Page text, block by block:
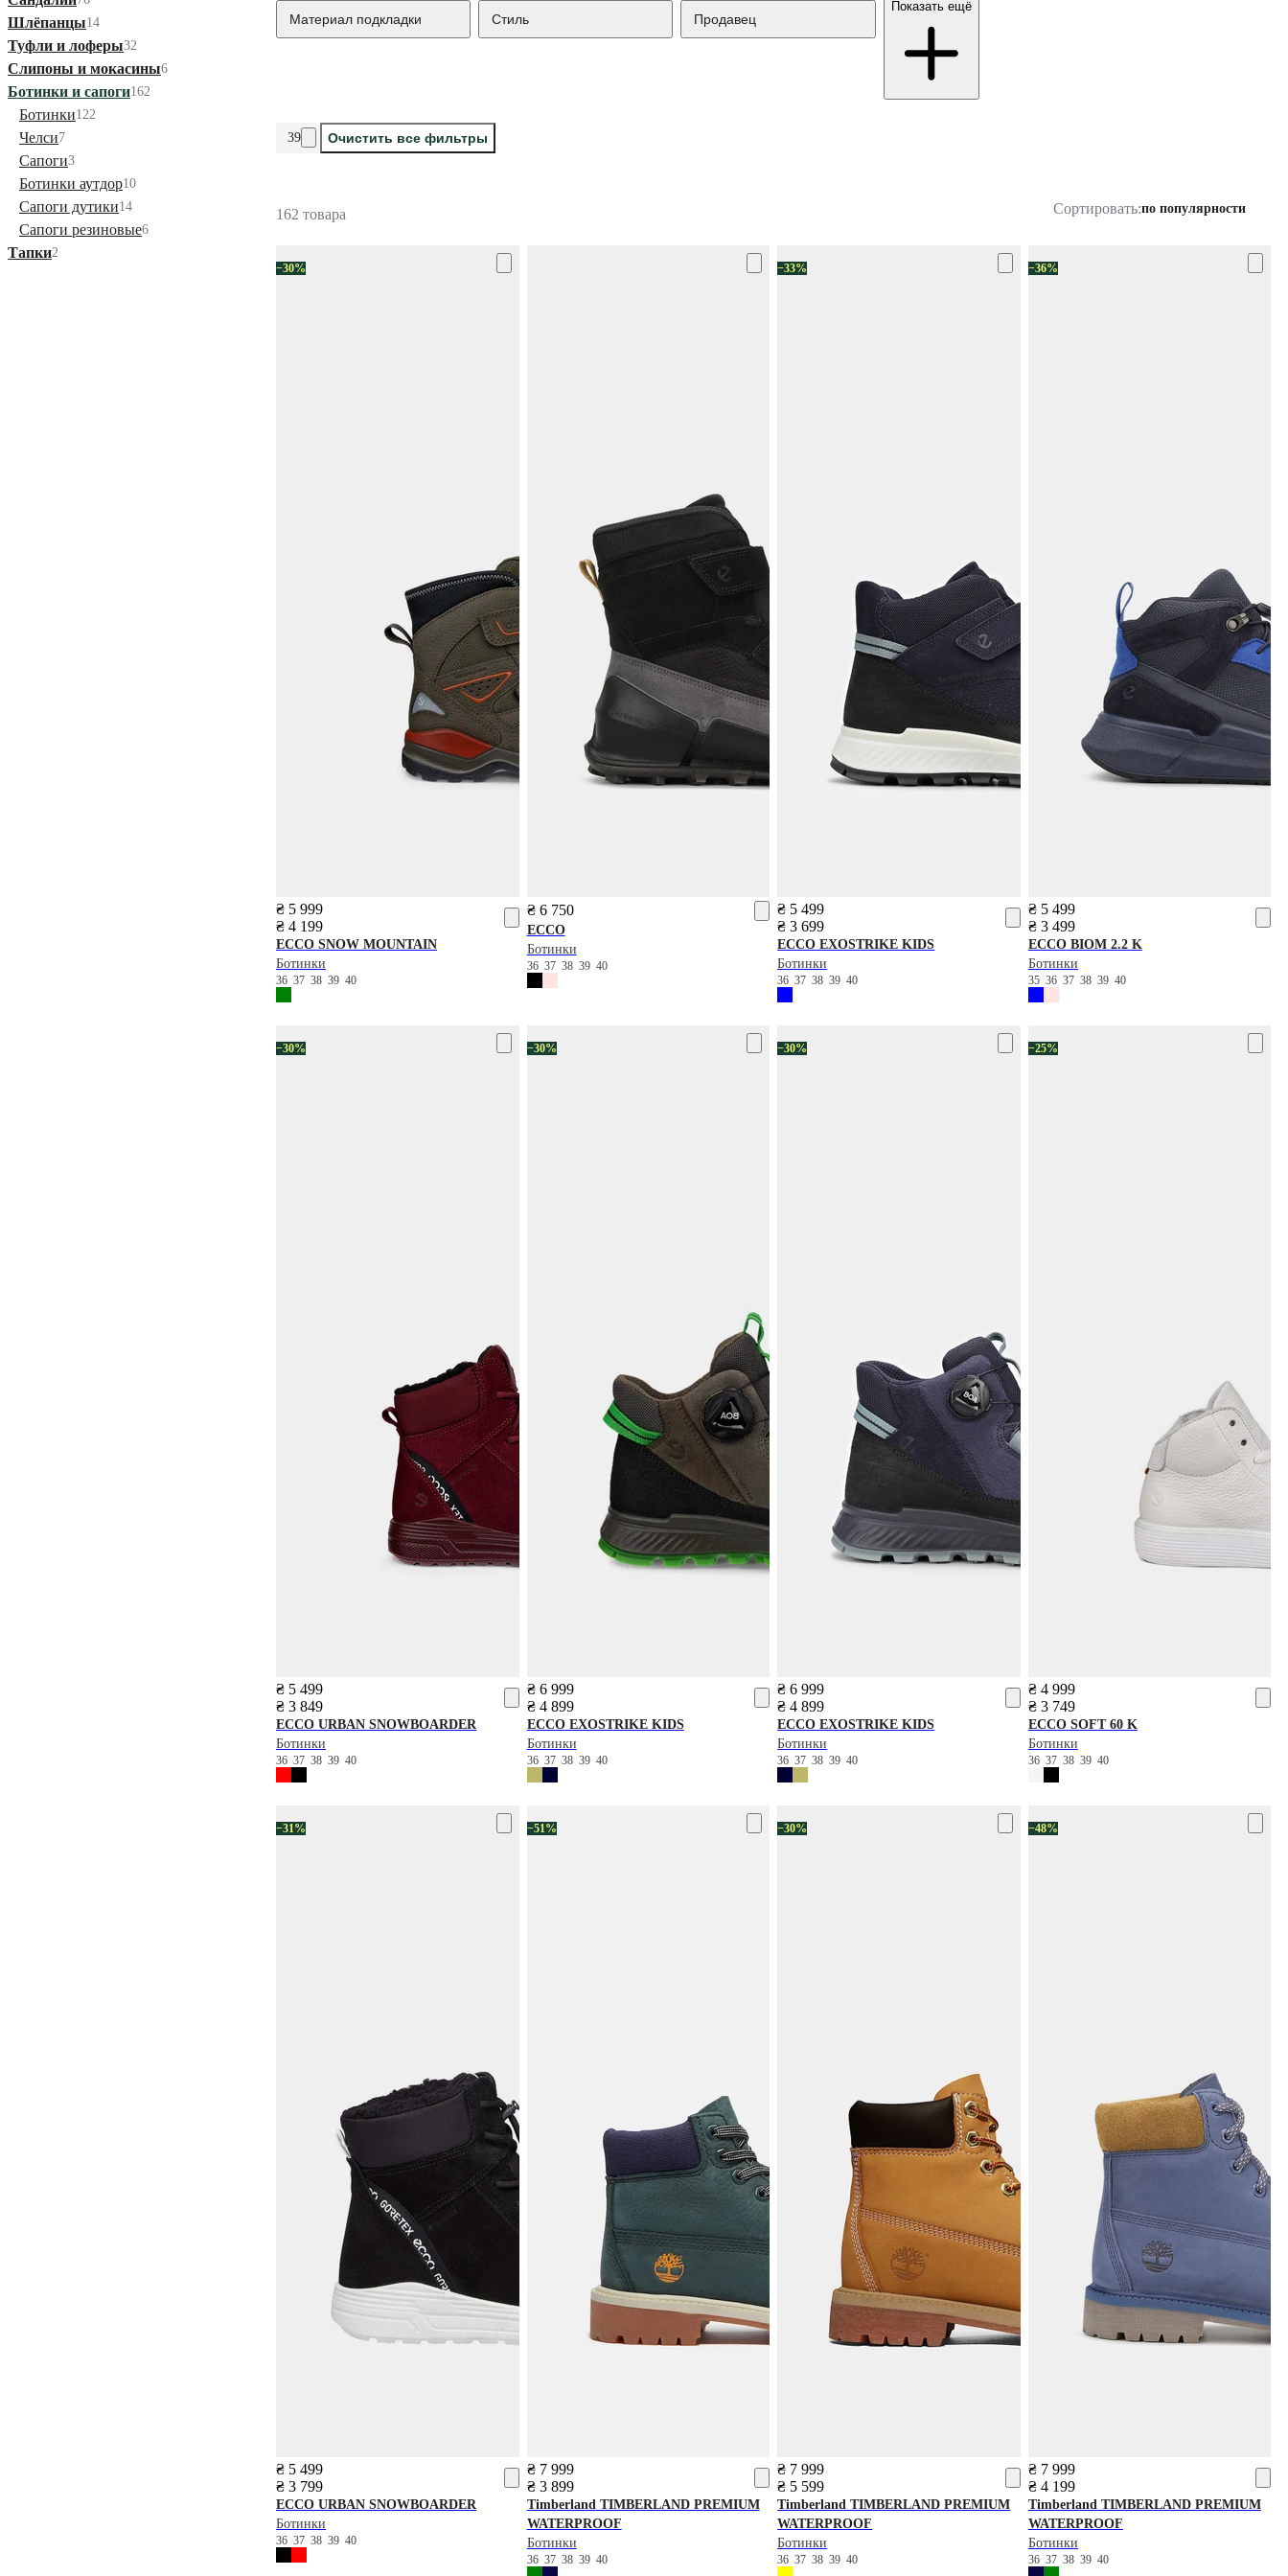
Шлёпанцы14
Туфли и лоферы32
Слипоны и мокасины6
Ботинки и сапоги162
Ботинки122
Челси7
Сапоги3
Ботинки аутдор10
Сапоги дутики14
Сапоги резиновые6
Тапки2
Материал подкладки Стиль Продавец
Показать ещё
39 Очистить все фильтры
162 товара Сортировать:по популярности
−30%
₴ 5 999
₴ 4 199
ECCO SNOW MOUNTAIN
Ботинки
36 37 38 39 40
₴ 6 750
ECCO
Ботинки
36 37 38 39 40
−33%
₴ 5 499
₴ 3 699
ECCO EXOSTRIKE KIDS
Ботинки
3637383940
−36%
₴ 5 499
₴ 3 499
ECCOBIOM 2.2 K
Ботинки
35 36 37 38 39 40
−30%
₴ 5 499
₴ 3 849
ECCO URBAN SNOWBOARDER
Ботинки
36 37 38 39 40
−30%
₴ 6 999
₴ 4 899
ECCOEXOSTRIKE KIDS
Ботинки
36 37 38 39 40
−30%
₴ 6 999
₴ 4 899
ECCO EXOSTRIKE KIDS
Ботинки
3637383940
−25%
₴ 4 999
₴ 3 749
ECCOSOFT 60 K
Ботинки
36 37 38 39 40
−31%
₴ 5 499
₴ 3 799
ECCO URBAN SNOWBOARDER
Ботинки
36 37 38 39 40
−51%
₴ 7 999
₴ 3 899
Timberland TIMBERLAND PREMIUM
WATERPROOF
Ботинки
36 37 38 39 40
−30%
₴ 7 999
₴ 5 599
Timberland TIMBERLAND PREMIUM
WATERPROOF
Ботинки
3637383940
−48%
₴ 7 999
₴ 4 199
Timberland TIMBERLAND PREMIUM
WATERPROOF
Ботинки
36 37 38 39 40